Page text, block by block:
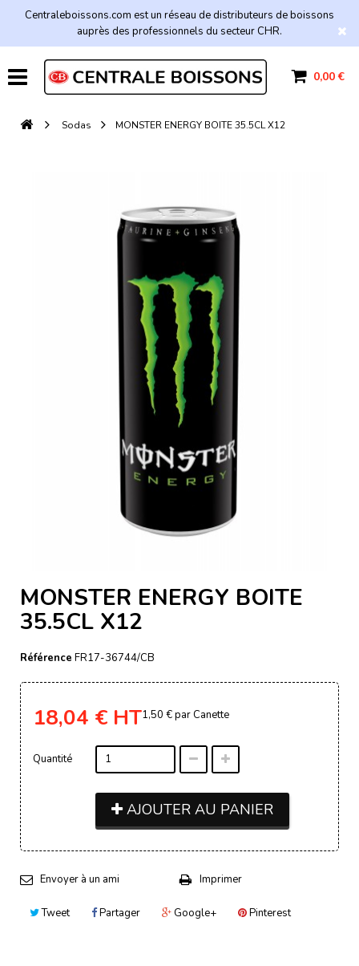
Centraleboissons.com est un réseau de distributeurs de boissons
auprès des professionnels du secteur CHR.
0,00 €
Sodas MONSTER ENERGY BOITE 35.5CL X12
MONSTER ENERGY BOITE
35.5CL X12
Référence FR17-36744/CB
18,04 € HT1,50 €par Canette
Quantité
AJOUTER AU PANIER
Envoyer à un ami Imprimer
Tweet Partager Google+ Pinterest